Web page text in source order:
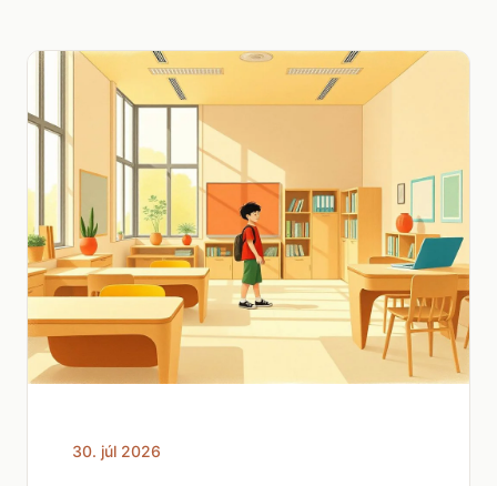
30. júl 2026